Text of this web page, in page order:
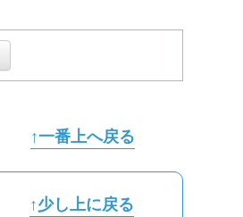
↑一番上へ戻る
↑少し上に戻る